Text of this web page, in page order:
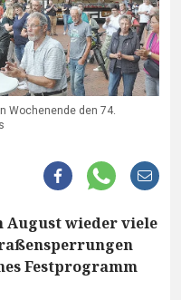
Wochenende den 74.
wieder viele
Festprogramm